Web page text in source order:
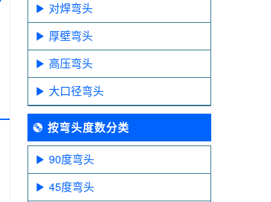
对焊弯头
厚壁弯头
高压弯头
大口径弯头
按弯头度数分类
90度弯头
45度弯头